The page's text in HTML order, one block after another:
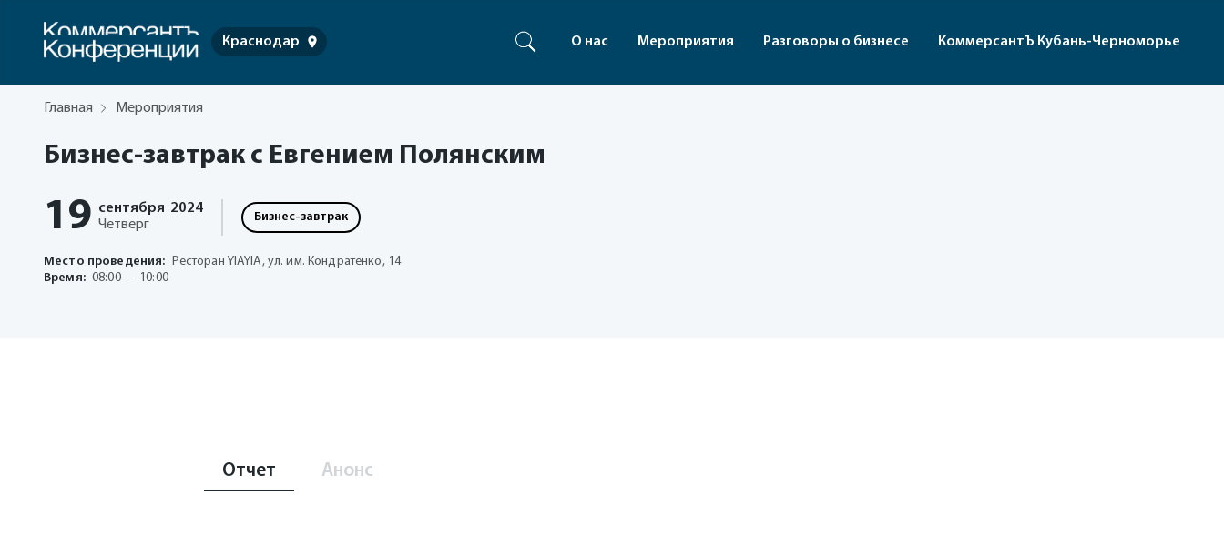
Краснодар О нас Мероприятия Разговоры о бизнесе КоммерсантЪ Кубань-Черноморье
Главная Мероприятия
Бизнес-завтрак с Евгением Полянским
19 сентября 2024
Четверг
Бизнес-завтрак
Место проведения: Ресторан YIAYIA, ул. им. Кондратенко, 14
Время: 08:00 — 10:00
Отчет Анонс